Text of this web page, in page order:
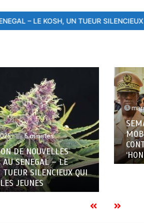
SILENCIEUX QUI MENACE LES JEUNES
10 minutes
DE
DES JEUNES
SIDA – KAOLACK A L
à la